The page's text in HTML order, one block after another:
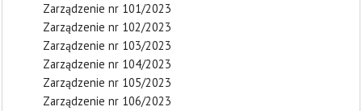
Zarządzenie nr 101/2023
Zarządzenie nr 102/2023
Zarządzenie nr 103/2023
Zarządzenie nr 104/2023
Zarządzenie nr 105/2023
Zarządzenie nr 106/2023